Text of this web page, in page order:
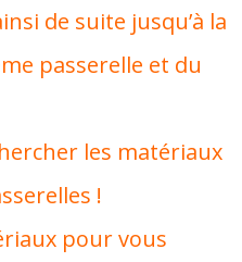
de suite jusqu’à la
passerelle et du
les matériaux
!
pour vous